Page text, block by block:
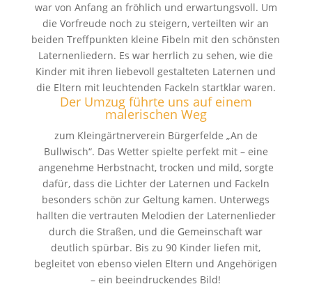
war von Anfang an fröhlich und erwartungsvoll. Um
die Vorfreude noch zu steigern, verteilten wir an
beiden Treffpunkten kleine Fibeln mit den schönsten
Laternenliedern. Es war herrlich zu sehen, wie die
Kinder mit ihren liebevoll gestalteten Laternen und
die Eltern mit leuchtenden Fackeln startklar waren.
Der Umzug führte uns auf einem
malerischen Weg
zum Kleingärtnerverein Bürgerfelde „An de
Bullwisch“. Das Wetter spielte perfekt mit – eine
angenehme Herbstnacht, trocken und mild, sorgte
dafür, dass die Lichter der Laternen und Fackeln
besonders schön zur Geltung kamen. Unterwegs
hallten die vertrauten Melodien der Laternenlieder
durch die Straßen, und die Gemeinschaft war
deutlich spürbar. Bis zu 90 Kinder liefen mit,
begleitet von ebenso vielen Eltern und Angehörigen
– ein beeindruckendes Bild!